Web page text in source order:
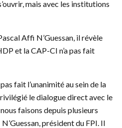
mais avec les institutions
Affi N’Guessan, il révèle
et la CAP-CI n’a pas fait
pas fait l’unanimité au sein de la
le dialogue direct avec le
faisons depuis plusieurs
président du FPI. Il